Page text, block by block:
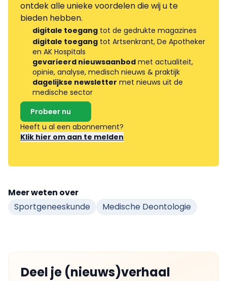
ontdek alle unieke voordelen die wij u te
bieden hebben.
digitale toegang tot de gedrukte magazines
digitale toegang tot Artsenkrant, De Apotheker
en AK Hospitals
gevarieerd nieuwsaanbod met actualiteit,
opinie, analyse, medisch nieuws & praktijk
dagelijkse newsletter met nieuws uit de
medische sector
Probeer nu
Heeft u al een abonnement?
Klik hier om aan te melden
Meer weten over
Sportgeneeskunde
Medische Deontologie
Deel je (nieuws)verhaal